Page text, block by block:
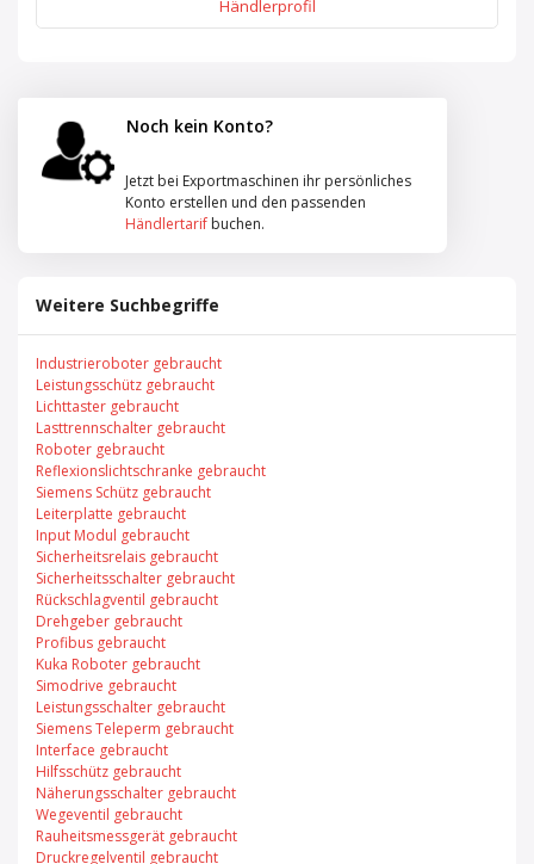
Händlerprofil
Noch kein Konto?
Jetzt bei Exportmaschinen ihr persönliches
Konto erstellen und den passenden
Händlertarif buchen.
Weitere Suchbegriffe
Industrieroboter gebraucht
Leistungsschütz gebraucht
Lichttaster gebraucht
Lasttrennschalter gebraucht
Roboter gebraucht
Reflexionslichtschranke gebraucht
Siemens Schütz gebraucht
Leiterplatte gebraucht
Input Modul gebraucht
Sicherheitsrelais gebraucht
Sicherheitsschalter gebraucht
Rückschlagventil gebraucht
Drehgeber gebraucht
Profibus gebraucht
Kuka Roboter gebraucht
Simodrive gebraucht
Leistungsschalter gebraucht
Siemens Teleperm gebraucht
Interface gebraucht
Hilfsschütz gebraucht
Näherungsschalter gebraucht
Wegeventil gebraucht
Rauheitsmessgerät gebraucht
Druckregelventil gebraucht